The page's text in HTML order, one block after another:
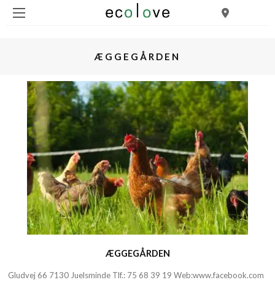
ÆGGEGÅRDEN
ÆGGEGÅRDEN
Gludvej 66 7130 Juelsminde Tlf.: 75 68 39 19 Web:www.facebook.com